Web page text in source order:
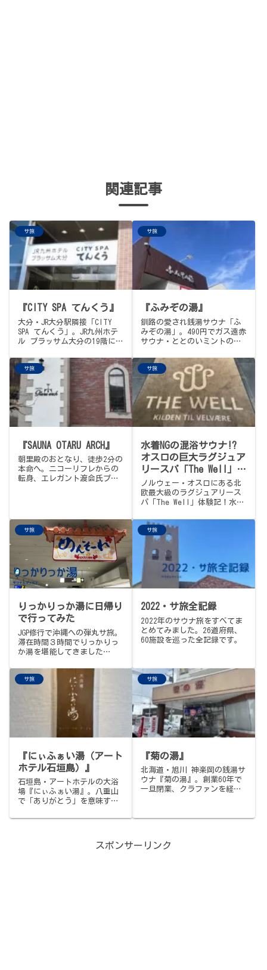
関連記事
サ旅
『CITY SPA てんくう』
大分・JR大分駅隣接「CITY
SPA てんくう」。JR九州ホテ
ル ブラッサム大分の19階にサ
見下ろす天空外気浴。もしか
して日本一の高所外気浴。3段
15人ほどの対流式サ室、深め
で15℃前後の水風呂、ぬるめ
の炭酸泉につかりながらの絶
景、洗い場は全席ミラブル。
アロマセルフロウリュ・キュ
ーゲル・アウフグースの曜日
円・ヒーリング2,300円・休
日+200円・年中無休・宿泊者
は朝風呂可。水曜訪問でオロ
ポ300円、絶景パノラマ外気浴
Part2。
サ旅
『ふみぞの湯』
釧路の愛され銭湯サウナ「ふ
みぞの湯」。490円でガス遠赤
サウナ・ととのいミントの水
ます。
サ旅
『SAUNA OTARU ARCH』
朝里殿のおとなり、徒歩2分の
本命へ。ニコーリフレからの
転身、エレガント渡会氏プロ
サ旅
水着NGの混浴サウナ!?
オスロの巨大ラグジュア
リースパ「The Well」で
生涯一高いビールを飲ん
だ話
ノルウェー・オスロにある北
欧最大級のラグジュアリース
パ「The Well」体験記！水着
ナ」という驚きのルールに潜
入。初めての混浴サウナのリ
アルな感想や、お得に楽しむ
ホテル宿泊の裏技まで動画付
きで徹底解説します。
サ旅
りっかりっか湯に日帰り
で行ってみた
JGP修行で沖縄への弾丸サ旅。
滞在時間３時間でりっかりっ
か湯を堪能してきました…
サ旅
2022・サ旅全記録
2022年のサウナ旅をすべてま
とめてみました。26道府県、
60施設を巡った全記録です。
サ旅
『にぃふぁい湯（アート
ホテル石垣島）』
石垣島・アートホテルの大浴
場『にぃふぁい湯』。八重山
で「ありがとう」を意味す
る銭湯系ホテルサウナ。キリ
サ旅
『菊の湯』
北海道・旭川 神楽岡の銭湯サ
ウナ『菊の湯』。創業60年で
一旦閉業、クラファンを経て
アロマ、地下水ドバドバの水
モークサウナラーメン。
スポンサーリンク